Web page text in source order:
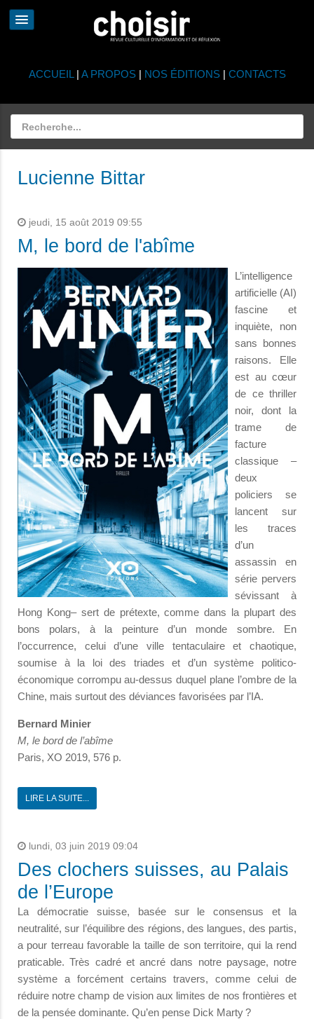
ACCUEIL | A PROPOS| NOS ÉDITIONS| CONTACTS
Lucienne Bittar
jeudi, 15 août 2019 09:55
M, le bord de l'abîme
L’intelligence
artificielle (AI)
fascine et
inquiète, non
sans bonnes
raisons. Elle
est au cœur
de ce thriller
noir, dont la
trame de
facture
classique –
deux
policiers se
lancent sur
les traces
d’un
assassin en
série pervers
sévissant à
Hong Kong– sert de prétexte, comme dans la plupart des
bons polars, à la peinture d’un monde sombre. En
l’occurrence, celui d’une ville tentaculaire et chaotique,
soumise à la loi des triades et d’un système politico-
économique corrompu au-dessus duquel plane l’ombre de la
Chine, mais surtout des déviances favorisées par l’IA.
Bernard Minier
M, le bord de l’abîme
Paris, XO 2019, 576 p.
LIRE LA SUITE...
lundi, 03 juin 2019 09:04
Des clochers suisses, au Palais
de l’Europe
La démocratie suisse, basée sur le consensus et la
neutralité, sur l’équilibre des régions, des langues, des partis,
a pour terreau favorable la taille de son territoire, qui la rend
praticable. Très cadré et ancré dans notre paysage, notre
système a forcément certains travers, comme celui de
réduire notre champ de vision aux limites de nos frontières et
de la pensée dominante. Qu’en pense Dick Marty ?